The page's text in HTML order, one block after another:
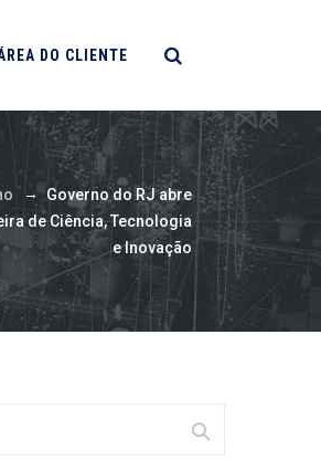
DO CLIENTE
→ Governo do RJ abre
de Ciência, Tecnologia
e Inovação